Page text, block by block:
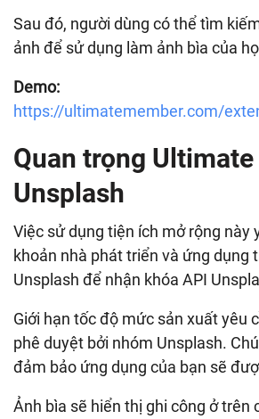
Sau đó, người dùng có thể tìm
ảnh để sử dụng làm ảnh bìa của họ
Demo:
https://ultimatemember.com/
Quan trọng
Unsplash
Việc sử dụng tiện ích mở rộng này
khoản nhà phát triển và ứng dụng
Unsplash để nhận khóa API
Giới hạn tốc độ mức sản xuất yêu
phê duyệt bởi nhóm Unsplash.
đảm bảo ứng dụng của bạn sẽ
Ảnh bìa sẽ hiển thị ghi công ở trên